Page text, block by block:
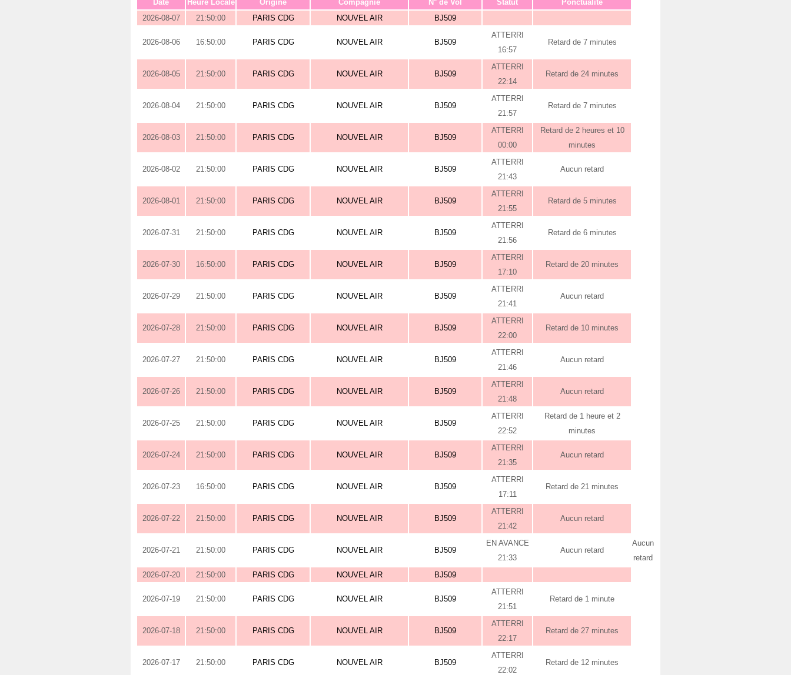
Date Heure Locale Origine Compagnie N° de Vol Statut
Ponctualité
2026-08-07
21:50:00 PARIS CDG NOUVEL AIR BJ509
2026-08-06 16:50:00 PARIS CDG NOUVEL AIR BJ509
ATTERRI
16:57
Retard de 7 minutes
2026-08-05 21:50:00 PARIS CDG NOUVEL AIR BJ509
ATTERRI
22:14
Retard de 24 minutes
2026-08-04 21:50:00 PARIS CDG NOUVEL AIR BJ509
ATTERRI
21:57
Retard de 7 minutes
2026-08-03 21:50:00 PARIS CDG NOUVEL AIR BJ509
ATTERRI
00:00
Retard de 2 heures et 10
minutes
2026-08-02 21:50:00 PARIS CDG NOUVEL AIR BJ509
ATTERRI
21:43
Aucun retard
2026-08-01 21:50:00 PARIS CDG NOUVEL AIR BJ509
ATTERRI
21:55
Retard de 5 minutes
2026-07-31 21:50:00 PARIS CDG NOUVEL AIR BJ509
ATTERRI
21:56
Retard de 6 minutes
2026-07-30 16:50:00 PARIS CDG NOUVEL AIR BJ509
ATTERRI
17:10
Retard de 20 minutes
2026-07-29 21:50:00 PARIS CDG NOUVEL AIR BJ509
ATTERRI
21:41
Aucun retard
2026-07-28 21:50:00 PARIS CDG NOUVEL AIR BJ509
ATTERRI
22:00
Retard de 10 minutes
2026-07-27 21:50:00 PARIS CDG NOUVEL AIR BJ509
ATTERRI
21:46
Aucun retard
2026-07-26 21:50:00 PARIS CDG NOUVEL AIR BJ509
ATTERRI
21:48
Aucun retard
2026-07-25 21:50:00 PARIS CDG NOUVEL AIR BJ509
ATTERRI
22:52
Retard de 1 heure et 2
minutes
2026-07-24 21:50:00 PARIS CDG NOUVEL AIR BJ509
ATTERRI
21:35
Aucun retard
2026-07-23 16:50:00 PARIS CDG NOUVEL AIR BJ509
ATTERRI
17:11
Retard de 21 minutes
2026-07-22 21:50:00 PARIS CDG NOUVEL AIR BJ509
ATTERRI
21:42
Aucun retard
2026-07-21 21:50:00 PARIS CDG NOUVEL AIR BJ509
EN AVANCE
21:33
Aucun retard
Aucun
retard
2026-07-20
21:50:00 PARIS CDG NOUVEL AIR BJ509
2026-07-19 21:50:00 PARIS CDG NOUVEL AIR BJ509
ATTERRI
21:51
Retard de 1 minute
2026-07-18 21:50:00 PARIS CDG NOUVEL AIR BJ509
ATTERRI
22:17
Retard de 27 minutes
2026-07-17 21:50:00 PARIS CDG NOUVEL AIR BJ509
ATTERRI
22:02
Retard de 12 minutes